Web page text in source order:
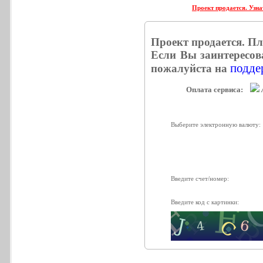
Проект продается.
Проект продается.
Если Вы
пожалуйста на
Выберите электронную валюту:
Введите счет/номер:
Введите код с картинки: